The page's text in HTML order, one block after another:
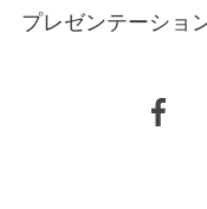
プレゼンテーショ